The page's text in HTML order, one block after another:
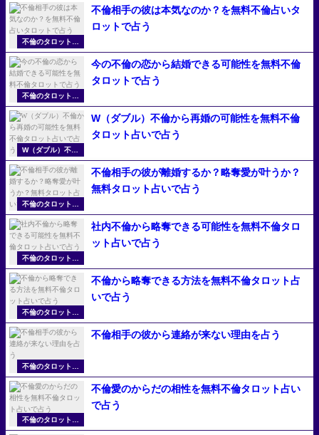
不倫のタロット占
い
不倫相手の彼は本気なのか？を無料不倫占いタ
ロットで占う
不倫のタロット占
い
今の不倫の恋から結婚できる可能性を無料不倫
タロットで占う
W（ダブル）不倫
の無料占い
W（ダブル）不倫から再婚の可能性を無料不倫
タロット占いで占う
不倫のタロット占
い
不倫相手の彼が離婚するか？略奪愛が叶うか？
無料タロット占いで占う
不倫のタロット占
い
社内不倫から略奪できる可能性を無料不倫タロ
ット占いで占う
不倫のタロット占
い
不倫から略奪できる方法を無料不倫タロット占
いで占う
不倫のタロット占
い
不倫相手の彼から連絡が来ない理由を占う
不倫のタロット占
い
不倫愛のからだの相性を無料不倫タロット占い
で占う